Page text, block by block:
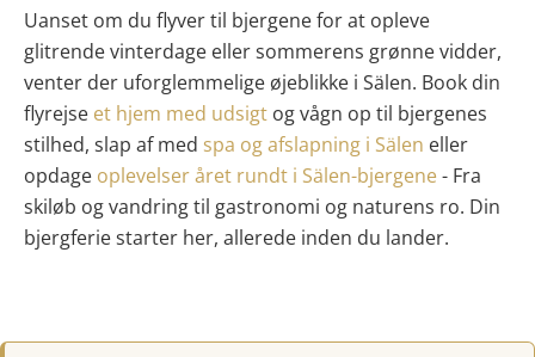
Uanset om du flyver til bjergene for at opleve
glitrende vinterdage eller sommerens grønne vidder,
venter der uforglemmelige øjeblikke i Sälen. Book din
flyrejse et hjem med udsigt og vågn op til bjergenes
stilhed, slap af med spa og afslapning i Sälen eller
opdage oplevelser året rundt i Sälen-bjergene- Fra
skiløb og vandring til gastronomi og naturens ro. Din
bjergferie starter her, allerede inden du lander.